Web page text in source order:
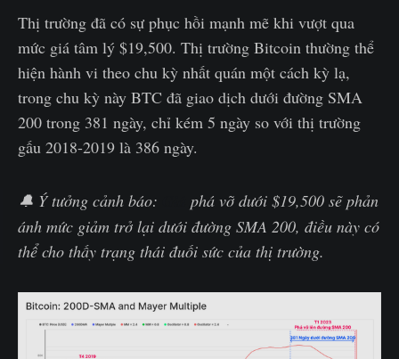
Thị trường đã có sự phục hồi mạnh mẽ khi vượt qua
mức giá tâm lý $19,500. Thị trường Bitcoin thường thể
hiện hành vi theo chu kỳ nhất quán một cách kỳ lạ,
trong chu kỳ này BTC đã giao dịch dưới đường SMA
200 trong 381 ngày, chỉ kém 5 ngày so với thị trường
gấu 2018-2019 là 386 ngày.
🔔 Ý tưởng cảnh báo:
phá vỡ dưới $19,500 sẽ phản
ánh mức giảm trở lại dưới đường SMA 200, điều này có
thể cho thấy trạng thái đuối sức của thị trường.